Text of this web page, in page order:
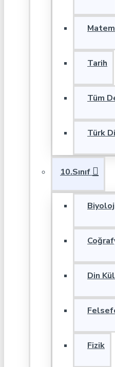
Tarih
Tüm
Türk
10.Sınıf
Din
Fizik